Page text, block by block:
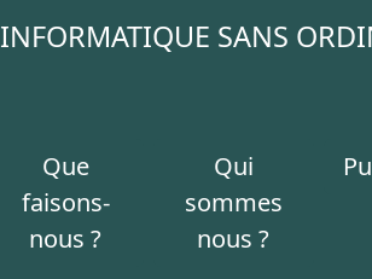
INFORMATIQUE SANS
Que
faisons-
nous ?
Qui
sommes
nous ?